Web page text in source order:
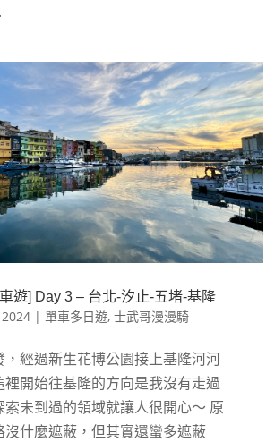
遊] Day 3 – 台北-汐止-五堵-基隆
| 單車多日遊, 士武哥漫漫騎
經過新生花博公園接上基隆河河
開始往基隆的方向是我沒有走過
索未到過的領域就讓人很開心～ 原
什麼遮蔽，但其實還蠻多遮蔽